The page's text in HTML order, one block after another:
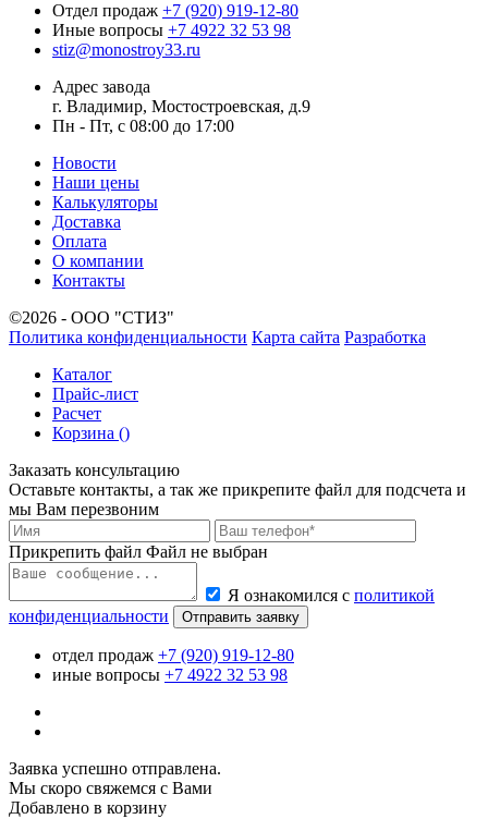
Отдел продаж +7 (920) 919-12-80
Иные вопросы +7 4922 32 53 98
stiz@monostroy33.ru
Адрес завода
г. Владимир, Мостостроевская, д.9
Пн - Пт, с 08:00 до 17:00
Новости
Наши цены
Калькуляторы
Доставка
Оплата
О компании
Контакты
©2026 - ООО "СТИЗ"
Политика конфиденциальности Карта сайта Разработка
Каталог
Прайс-лист
Расчет
Корзина ()
Заказать консультацию
Оставьте контакты, а так же прикрепите файл для подсчета и
мы Вам перезвоним
Прикрепить файл Файл не выбран
Я ознакомился с политикой
конфиденциальности
Отправить заявку
отдел продаж +7 (920) 919-12-80
иные вопросы +7 4922 32 53 98
Заявка успешно отправлена.
Мы скоро свяжемся с Вами
Добавлено в корзину